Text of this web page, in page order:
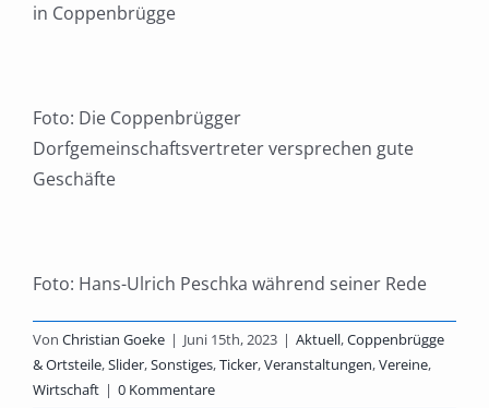
in Coppenbrügge
Foto: Die Coppenbrügger
Dorfgemeinschaftsvertreter versprechen gute
Geschäfte
Foto: Hans-Ulrich Peschka während seiner Rede
Von Christian Goeke | Juni 15th, 2023 | Aktuell,Coppenbrügge
& Ortsteile,Slider,Sonstiges,Ticker,Veranstaltungen,Vereine,
Wirtschaft | 0 Kommentare